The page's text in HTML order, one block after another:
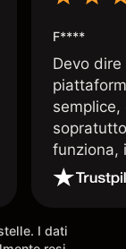
F****
Devo
funziona,
Davide e'
spiega
I dati